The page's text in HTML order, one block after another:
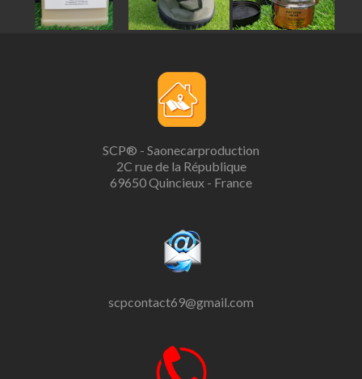
SCP® - Saonecarproduction
2C rue de la République
69650 Quincieux - France
scpcontact69@gmail.com